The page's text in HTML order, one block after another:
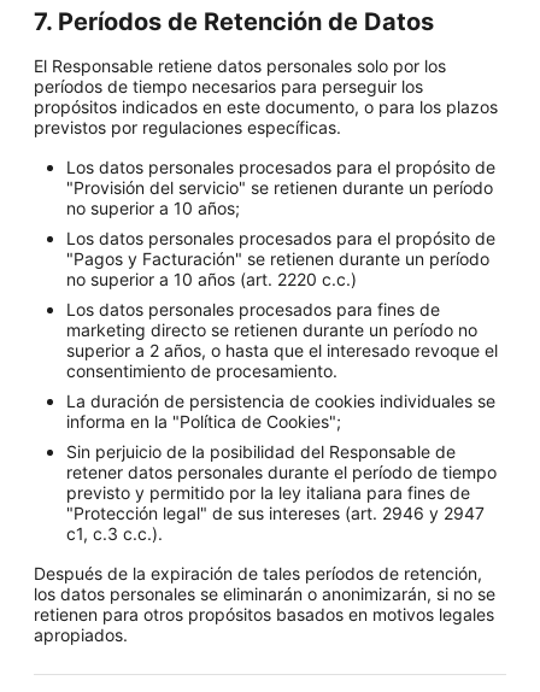
7. Períodos de Retención de Datos
El Responsable retiene datos personales solo por los
períodos de tiempo necesarios para perseguir los
propósitos indicados en este documento, o para los plazos
previstos por regulaciones específicas.
Los datos personales procesados para el propósito de
"Provisión del servicio" se retienen durante un período
no superior a 10 años;
Los datos personales procesados para el propósito de
"Pagos y Facturación" se retienen durante un período
no superior a 10 años (art. 2220 c.c.)
Los datos personales procesados para fines de
marketing directo se retienen durante un período no
superior a 2 años, o hasta que el interesado revoque el
consentimiento de procesamiento.
La duración de persistencia de cookies individuales se
informa en la "Política de Cookies";
Sin perjuicio de la posibilidad del Responsable de
retener datos personales durante el período de tiempo
previsto y permitido por la ley italiana para fines de
"Protección legal" de sus intereses (art. 2946 y 2947
c1, c.3 c.c.).
Después de la expiración de tales períodos de retención,
los datos personales se eliminarán o anonimizarán, si no se
retienen para otros propósitos basados en motivos legales
apropiados.